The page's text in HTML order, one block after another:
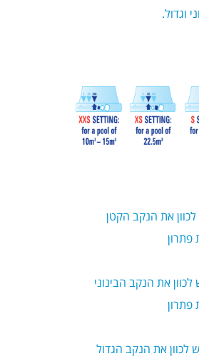
עד 5 מ"ק יש לכוון את הנקב הקטן
פתרון
5-10מ"ק יש לכוון את הנקב הבינוני
פתרון
10-15 מ"ק יש לכוון את הנקב הגדול